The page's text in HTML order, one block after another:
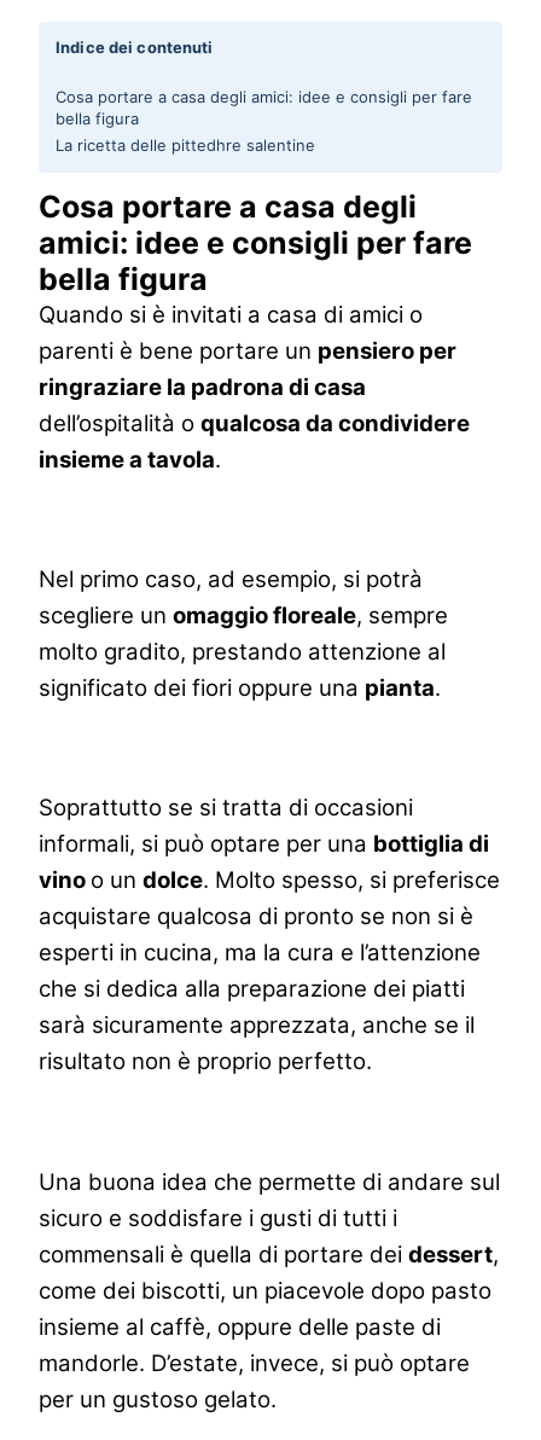
Indice dei contenuti
Cosa portare a casa degli amici: idee e consigli per fare
bella figura
La ricetta delle pittedhre salentine
Cosa portare a casa degli
amici: idee e consigli per fare
bella figura
Quando si è invitati a casa di amici o
parenti è bene portare un pensiero per
ringraziare la padrona di casa
dell’ospitalità o qualcosa da condividere
insieme a tavola.
Nel primo caso, ad esempio, si potrà
scegliere un omaggio floreale, sempre
molto gradito, prestando attenzione al
significato dei fiori oppure una pianta.
Soprattutto se si tratta di occasioni
informali, si può optare per una bottiglia di
vino o un dolce. Molto spesso, si preferisce
acquistare qualcosa di pronto se non si è
esperti in cucina, ma la cura e l’attenzione
che si dedica alla preparazione dei piatti
sarà sicuramente apprezzata, anche se il
risultato non è proprio perfetto.
Una buona idea che permette di andare sul
sicuro e soddisfare i gusti di tutti i
commensali è quella di portare dei dessert,
come dei biscotti, un piacevole dopo pasto
insieme al caffè, oppure delle paste di
mandorle. D’estate, invece, si può optare
per un gustoso gelato.